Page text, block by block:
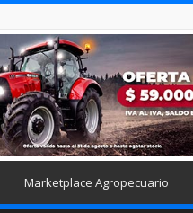
Marketplace Agropecuario